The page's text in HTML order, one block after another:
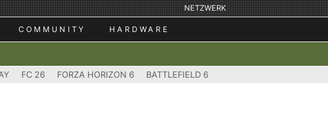
NETZWERK
COMMUNITY HARDWARE
FC 26 FORZA HORIZON 6 BATTLEFIELD 6